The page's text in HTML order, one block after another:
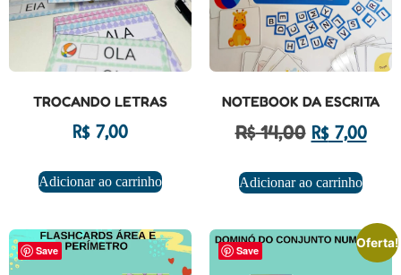
TROCANDO LETRAS
R$7,00
Adicionar ao carrinho
NOTEBOOK DA ESCRITA
R$14,00 R$7,00
Adicionar ao carrinho
Save Save
Oferta!